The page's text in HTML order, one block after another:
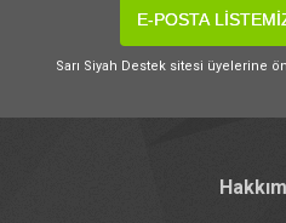
E-POSTA
Sarı Siyah Destek sitesi üyelerine